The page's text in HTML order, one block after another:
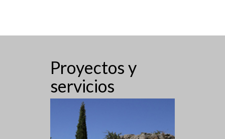
Proyectos y
servicios